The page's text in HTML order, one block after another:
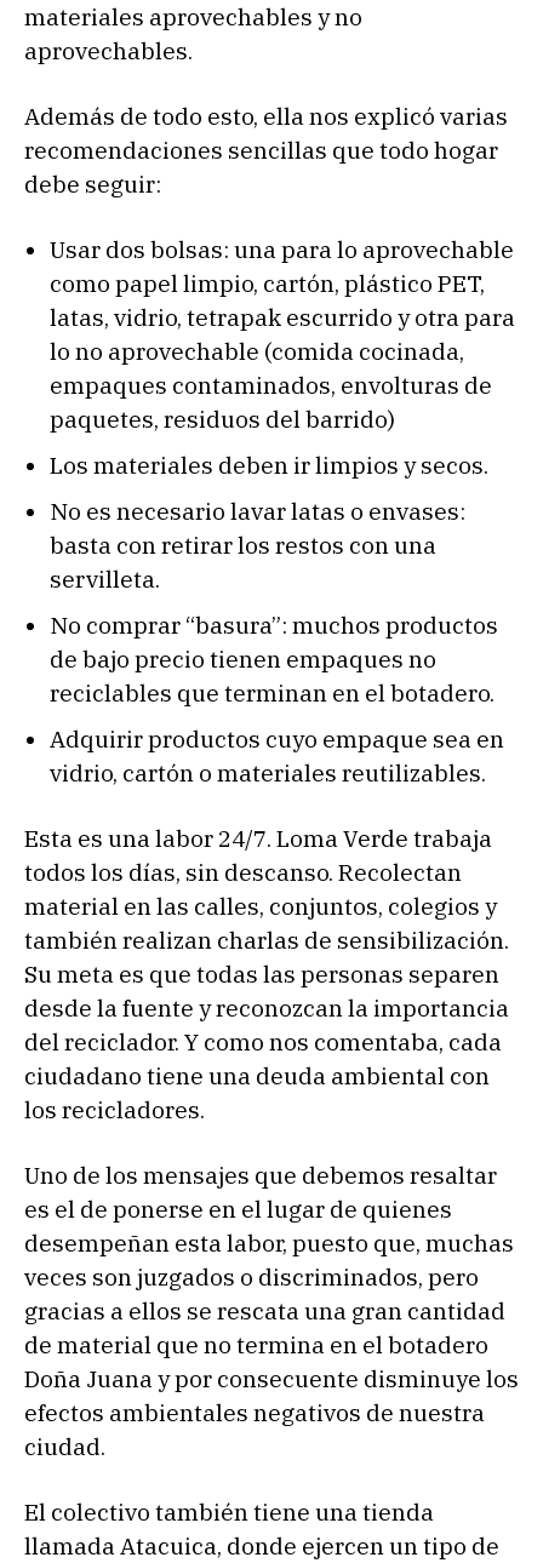
materiales aprovechables y no
aprovechables.
Además de todo esto, ella nos explicó varias
recomendaciones sencillas que todo hogar
debe seguir:
Usar dos bolsas: una para lo aprovechable
como papel limpio, cartón, plástico PET,
latas, vidrio, tetrapak escurrido y otra para
lo no aprovechable (comida cocinada,
empaques contaminados, envolturas de
paquetes, residuos del barrido)
Los materiales deben ir limpios y secos.
No es necesario lavar latas o envases:
basta con retirar los restos con una
servilleta.
No comprar “basura”: muchos productos
de bajo precio tienen empaques no
reciclables que terminan en el botadero.
Adquirir productos cuyo empaque sea en
vidrio, cartón o materiales reutilizables.
Esta es una labor 24/7. Loma Verde trabaja
todos los días, sin descanso. Recolectan
material en las calles, conjuntos, colegios y
también realizan charlas de sensibilización.
Su meta es que todas las personas separen
desde la fuente y reconozcan la importancia
del reciclador. Y como nos comentaba, cada
ciudadano tiene una deuda ambiental con
los recicladores.
Uno de los mensajes que debemos resaltar
es el de ponerse en el lugar de quienes
desempeñan esta labor, puesto que, muchas
veces son juzgados o discriminados, pero
gracias a ellos se rescata una gran cantidad
de material que no termina en el botadero
Doña Juana y por consecuente disminuye los
efectos ambientales negativos de nuestra
ciudad.
El colectivo también tiene una tienda
llamada Atacuica, donde ejercen un tipo de